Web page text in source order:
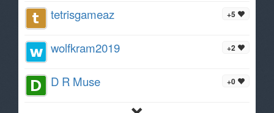
+5
tetrisgameaz
+2
wolfkram2019
+0
D R Muse